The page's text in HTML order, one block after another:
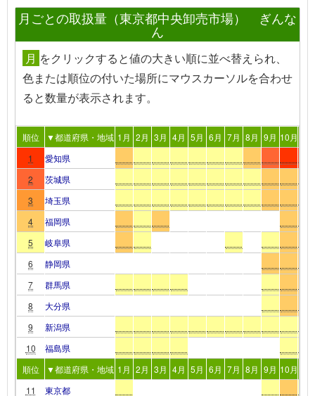
月ごとの取扱量（東京都中央卸売市場） ぎんな
ん
月 をクリックすると値の大きい順に並べ替えられ、
色または順位の付いた場所にマウスカーソルを合わせ
ると数量が表示されます。
順位 ▼都道府県・地域 1月 2月 3月 4月 5月 6月 7月 8月 9月 10月
1
愛知県
2
茨城県
3
埼玉県
4
福岡県
5
岐阜県
6
静岡県
7
群馬県
8
大分県
9
新潟県
10
福島県
順位
▼都道府県・地域 1月 2月 3月 4月 5月 6月 7月 8月 9月 10月
11
東京都